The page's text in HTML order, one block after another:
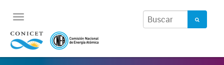
Toggle
navigation